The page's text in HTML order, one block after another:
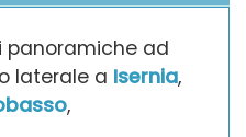
panoramiche ad
laterale a Isernia,
,